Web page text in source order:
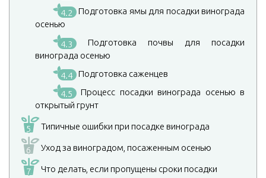
4.2 Подготовка ямы для посадки винограда
осенью
4.3 Подготовка почвы для посадки
винограда осенью
4.4 Подготовка саженцев
4.5 Процесс посадки винограда осенью в
открытый грунт
5 Типичные ошибки при посадке винограда
6 Уход за виноградом, посаженным осенью
7 Что делать, если пропущены сроки посадки